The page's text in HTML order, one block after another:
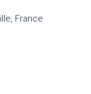
France